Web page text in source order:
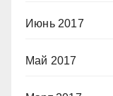
Июнь 2017
Май 2017